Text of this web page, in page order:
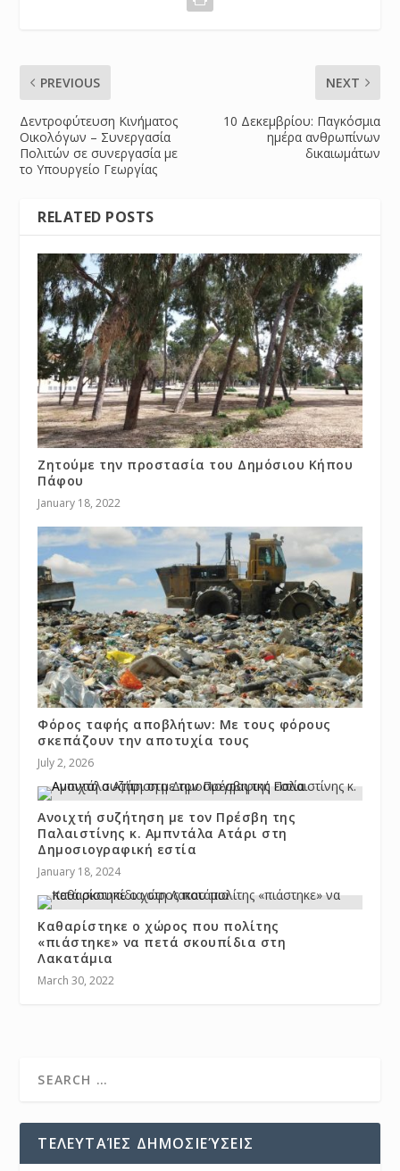
PREVIOUS
Δεντροφύτευση Κινήματος
Οικολόγων – Συνεργασία
Πολιτών σε συνεργασία με
το Υπουργείο Γεωργίας
NEXT
10 Δεκεμβρίου: Παγκόσμια
ημέρα ανθρωπίνων
δικαιωμάτων
RELATED POSTS
Ζητούμε την προστασία του Δημόσιου Κήπου
Πάφου
January 18, 2022
Φόρος ταφής αποβλήτων: Με τους φόρους
σκεπάζουν την αποτυχία τους
July 2, 2026
Ανοιχτή συζήτηση με τον Πρέσβη της
Παλαιστίνης κ. Αμπντάλα Ατάρι στη
Δημοσιογραφική εστία
January 18, 2024
Καθαρίστηκε ο χώρος που πολίτης
«πιάστηκε» να πετά σκουπίδια στη
Λακατάμια
March 30, 2022
ΤΕΛΕΥΤΑΊΕΣ ΔΗΜΟΣΙΕΎΣΕΙΣ